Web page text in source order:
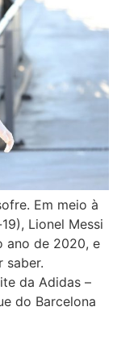
Em meio à
Lionel Messi
ano de 2020, e
saber.
da Adidas –
do Barcelona